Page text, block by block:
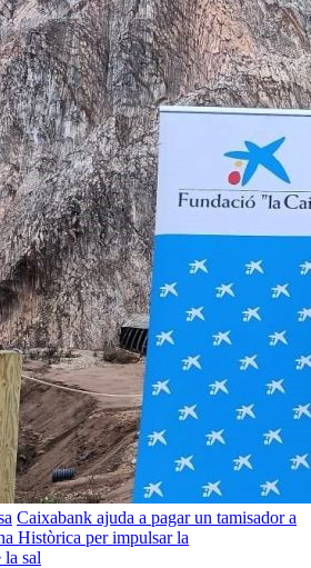
Caixabank ajuda a pagar un tamisador a
Històrica per impulsar la
la sal